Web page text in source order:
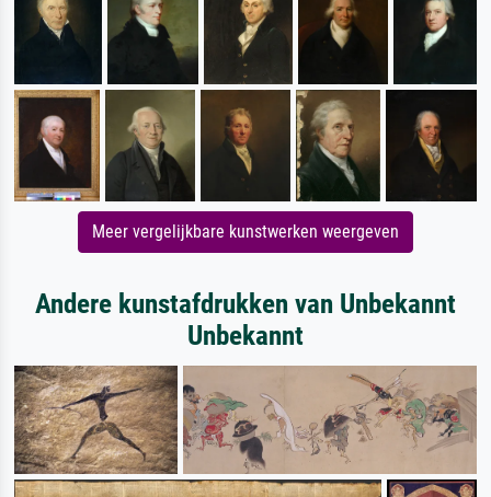
Meer vergelijkbare kunstwerken weergeven
Andere kunstafdrukken van Unbekannt
Unbekannt